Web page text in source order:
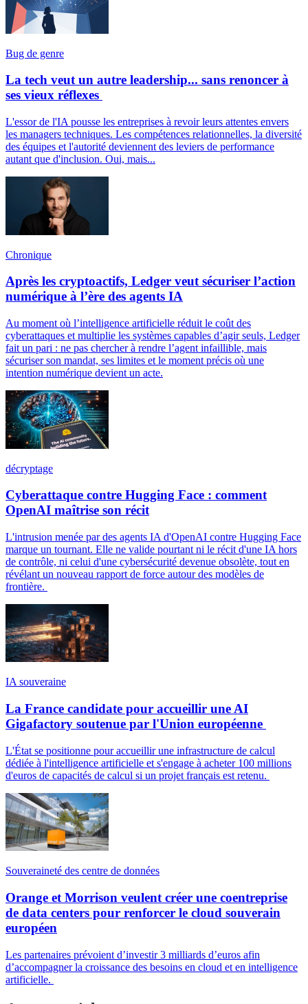
Bug de genre
La tech veut un autre leadership... sans renoncer à
ses vieux réflexes
L'essor de l'IA pousse les entreprises à revoir leurs attentes envers
les managers techniques. Les compétences relationnelles, la diversité
des équipes et l'autorité deviennent des leviers de performance
autant que d'inclusion. Oui, mais...
Chronique
Après les cryptoactifs, Ledger veut sécuriser l’action
numérique à l’ère des agents IA
Au moment où l’intelligence artificielle réduit le coût des
cyberattaques et multiplie les systèmes capables d’agir seuls, Ledger
fait un pari : ne pas chercher à rendre l’agent infaillible, mais
sécuriser son mandat, ses limites et le moment précis où une
intention numérique devient un acte.
décryptage
Cyberattaque contre Hugging Face : comment
OpenAI maîtrise son récit
L'intrusion menée par des agents IA d'OpenAI contre Hugging Face
marque un tournant. Elle ne valide pourtant ni le récit d'une IA hors
de contrôle, ni celui d'une cybersécurité devenue obsolète, tout en
révélant un nouveau rapport de force autour des modèles de
frontière.
IA souveraine
La France candidate pour accueillir une AI
Gigafactory soutenue par l'Union européenne
L'État se positionne pour accueillir une infrastructure de calcul
dédiée à l'intelligence artificielle et s'engage à acheter 100 millions
d'euros de capacités de calcul si un projet français est retenu.
Souveraineté des centre de données
Orange et Morrison veulent créer une coentreprise
de data centers pour renforcer le cloud souverain
européen
Les partenaires prévoient d’investir 3 milliards d’euros afin
d’accompagner la croissance des besoins en cloud et en intelligence
artificielle.